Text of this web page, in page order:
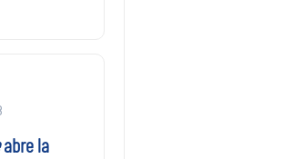
abre la